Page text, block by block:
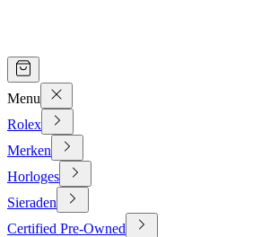
Menu
Rolex
Merken
Horloges
Sieraden
Certified Pre-Owned